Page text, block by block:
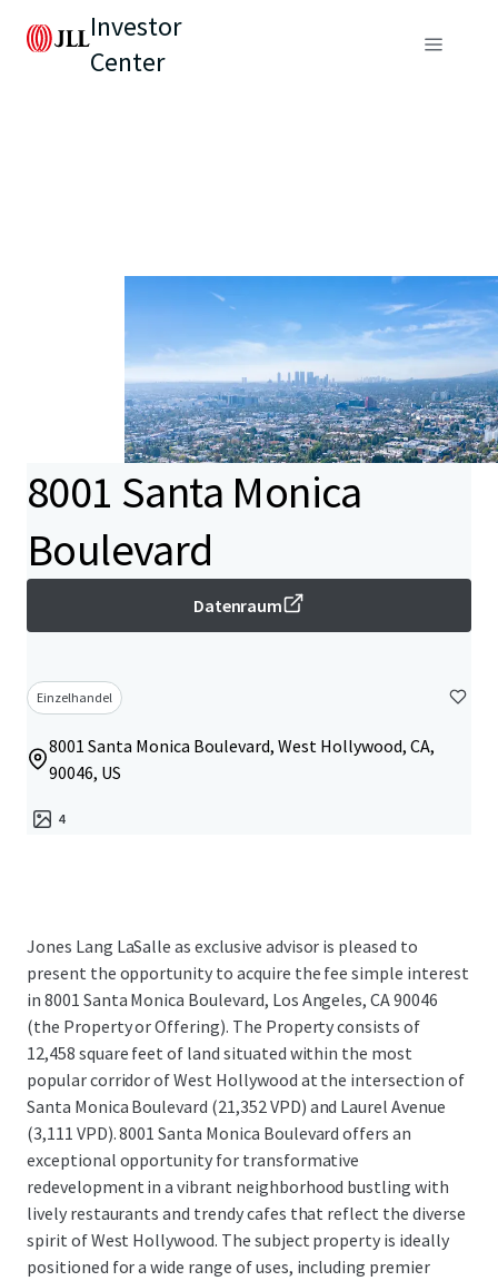
Investor
Center
8001 Santa Monica
Boulevard
Datenraum
Einzelhandel
8001 Santa Monica Boulevard, West Hollywood, CA,
90046, US
4
Jones Lang LaSalle as exclusive advisor is pleased to
present the opportunity to acquire the fee simple interest
in 8001 Santa Monica Boulevard, Los Angeles, CA 90046
(the Property or Offering). The Property consists of
12,458 square feet of land situated within the most
popular corridor of West Hollywood at the intersection of
Santa Monica Boulevard (21,352 VPD) and Laurel Avenue
(3,111 VPD). 8001 Santa Monica Boulevard offers an
exceptional opportunity for transformative
redevelopment in a vibrant neighborhood bustling with
lively restaurants and trendy cafes that reflect the diverse
spirit of West Hollywood. The subject property is ideally
positioned for a wide range of uses, including premier